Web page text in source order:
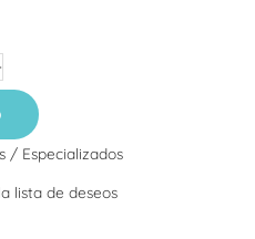
/ Especializados
lista de deseos